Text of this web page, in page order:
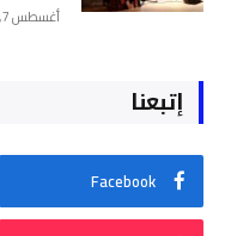
أغسطس 7, 2026
إتبعنا
Facebook